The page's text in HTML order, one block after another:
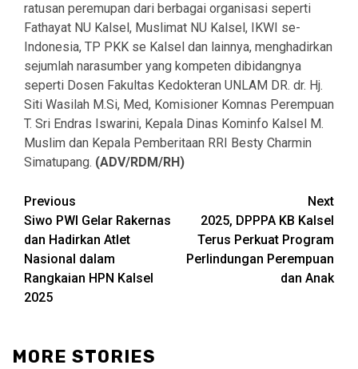
ratusan peremupan dari berbagai organisasi seperti
Fathayat NU Kalsel, Muslimat NU Kalsel, IKWI se-
Indonesia, TP PKK se Kalsel dan lainnya, menghadirkan
sejumlah narasumber yang kompeten dibidangnya
seperti Dosen Fakultas Kedokteran UNLAM DR. dr. Hj.
Siti Wasilah M.Si, Med, Komisioner Komnas Perempuan
T. Sri Endras Iswarini, Kepala Dinas Kominfo Kalsel M.
Muslim dan Kepala Pemberitaan RRI Besty Charmin
Simatupang. (ADV/RDM/RH)
Continue
Reading
Previous
Siwo PWI Gelar Rakernas
dan Hadirkan Atlet
Nasional dalam
Rangkaian HPN Kalsel
2025
Next
2025, DPPPA KB Kalsel
Terus Perkuat Program
Perlindungan Perempuan
dan Anak
MORE STORIES